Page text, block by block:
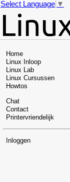
Select Language ▼
Home
Linux Inloop
Linux Lab
Linux Cursussen
Howtos
Chat
Contact
Printervriendelijk
Inloggen